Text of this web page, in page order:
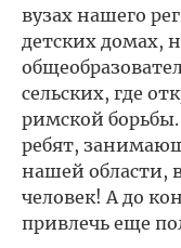
вузах нашего
детских домах,
сельских, где
римской борьбы.
ребят,
нашей области,
человек! А до
привлечь еще